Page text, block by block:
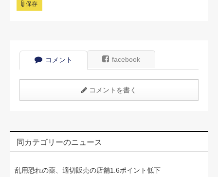
保存
コメント facebook
コメントを書く
同カテゴリーのニュース
乱用恐れの薬、適切販売の店舗1.6ポイント低下